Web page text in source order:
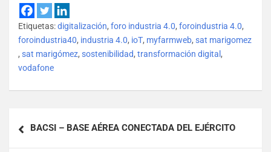
Etiquetas:digitalización, foro industria 4.0, foroindustria 4.0,
foroindustria40, industria 4.0, ioT, myfarmweb, sat marigomez
, sat marigómez, sostenibilidad, transformación digital ,
vodafone
BACSI – BASE AÉREA CONECTADA DEL EJÉRCITO